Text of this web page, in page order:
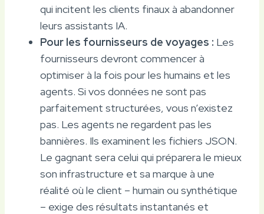
qui incitent les clients finaux à abandonner
leurs assistants IA.
Pour les fournisseurs de voyages : Les
fournisseurs devront commencer à
optimiser à la fois pour les humains et les
agents. Si vos données ne sont pas
parfaitement structurées, vous n’existez
pas. Les agents ne regardent pas les
bannières. Ils examinent les fichiers JSON.
Le gagnant sera celui qui préparera le mieux
son infrastructure et sa marque à une
réalité où le client – ​​humain ou synthétique
– exige des résultats instantanés et